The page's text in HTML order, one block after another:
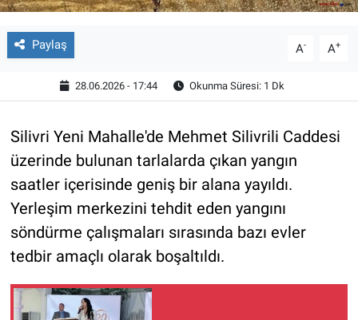
Paylaş A- A+
28.06.2026 - 17:44 Okunma Süresi: 1 Dk
Silivri Yeni Mahalle'de Mehmet Silivrili Caddesi
üzerinde bulunan tarlalarda çıkan yangın
saatler içerisinde geniş bir alana yayıldı.
Yerleşim merkezini tehdit eden yangını
söndürme çalışmaları sırasında bazı evler
tedbir amaçlı olarak boşaltıldı.